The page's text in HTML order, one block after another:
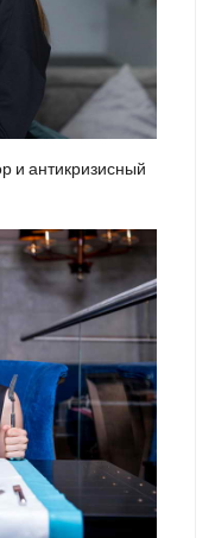
и антикризисный